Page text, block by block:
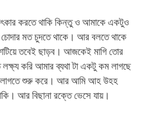
করতে থাকি কিন্তু ও আমাকে একটুও
মত চুদতে থাকে। আর বলতে থাকে
তবেই ছাড়ব। আজকেই মাগি তোর
করি আমার ব্যথা টা একটু কম লাগছে
লাগতে শুরু করে। আর আমি আহ উহহ
আর বিছানা রক্তে ভেসে যায়।